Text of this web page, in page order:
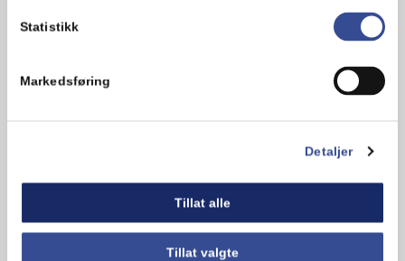
Statistikk
Markedsføring
Detaljer
Tillat alle
Tillat valgte
under omrøring.
legg dem på et bakepapir. Dryss over
hasselnøttkrokan før sjokoladen
stivner. Sett marsipankulene i
kjøleskapet frem til servering eller i
minst 30 minutter.